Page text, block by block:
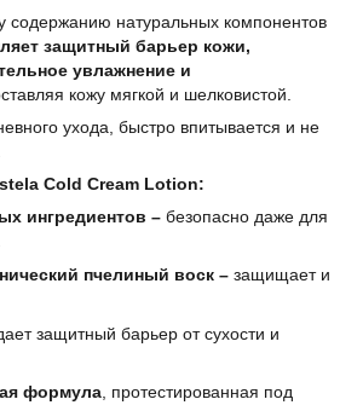
содержанию натуральных компонентов
защитный барьер кожи,
увлажнение и
кожу мягкой и шелковистой.
ухода, быстро впитывается и не
Cold Cream Lotion:
ингредиентов – безопасно даже для
пчелиный воск – защищает и
защитный барьер от сухости и
формула , протестированная под